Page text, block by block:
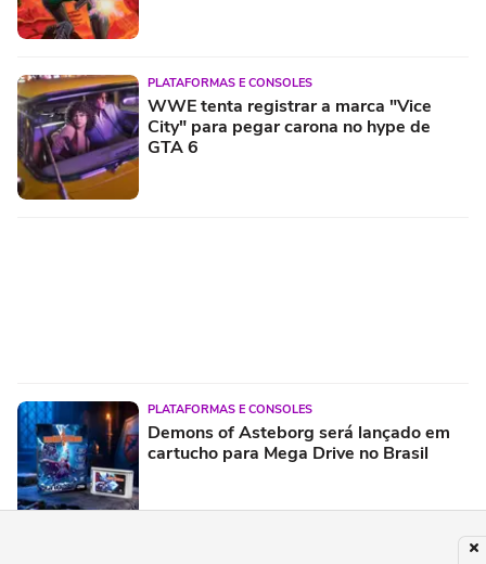
PLATAFORMAS E CONSOLES
WWE tenta registrar a marca "Vice
City" para pegar carona no hype de
GTA 6
PLATAFORMAS E CONSOLES
Demons of Asteborg será lançado em
cartucho para Mega Drive no Brasil